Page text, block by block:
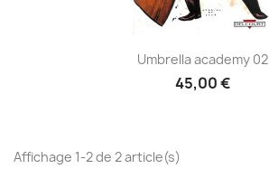
Umbrella academy 02
45,00 €
Affichage 1-2 de 2 article(s)